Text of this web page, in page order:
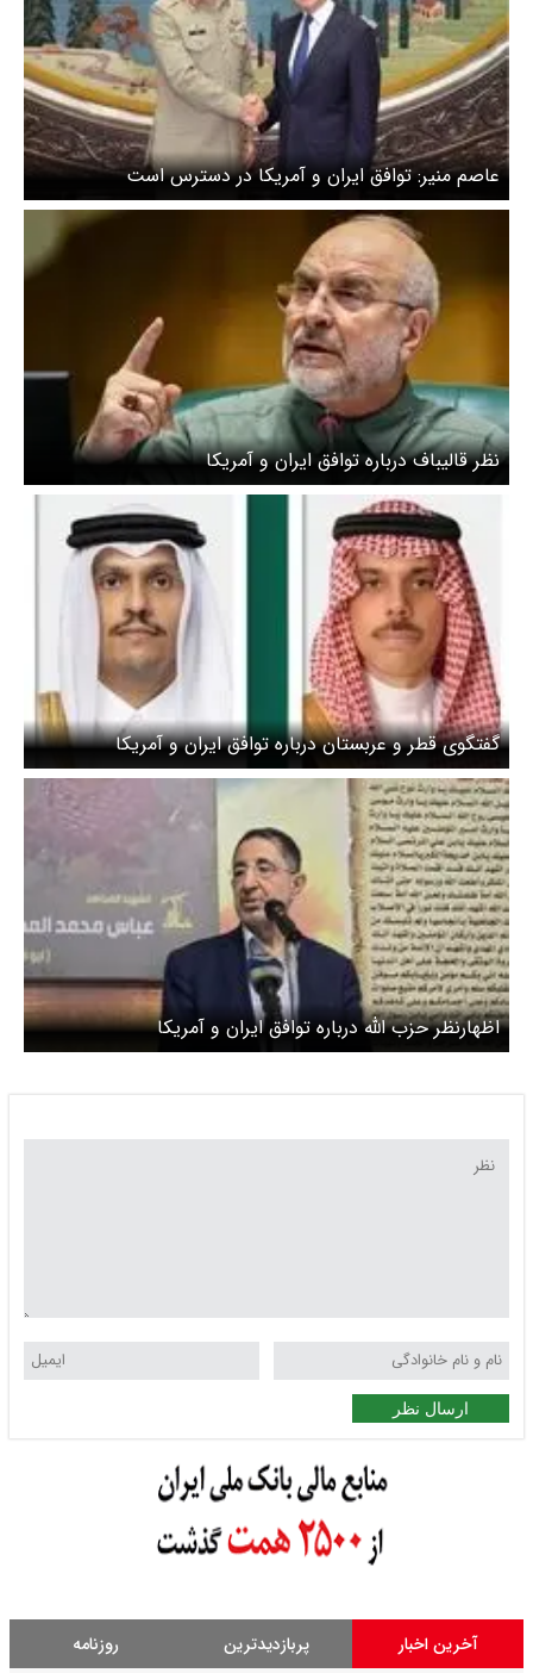
عاصم منیر: توافق ایران و آمریکا در دسترس است
نظر قالیباف درباره توافق ایران و آمریکا
گفتگوی قطر و عربستان درباره توافق ایران و آمریکا
اظهارنظر حزب الله درباره توافق ایران و آمریکا
ارسال نظر
آخرین اخبار پربازدیدترین روزنامه